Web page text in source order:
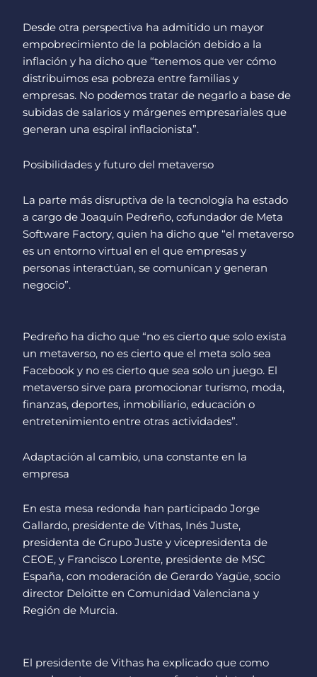
Desde otra perspectiva ha admitido un mayor
empobrecimiento de la población debido a la
inflación y ha dicho que “tenemos que ver cómo
distribuimos esa pobreza entre familias y
empresas. No podemos tratar de negarlo a base de
subidas de salarios y márgenes empresariales que
generan una espiral inflacionista”.
Posibilidades y futuro del metaverso
La parte más disruptiva de la tecnología ha estado
a cargo de Joaquín Pedreño, cofundador de Meta
Software Factory, quien ha dicho que “el metaverso
es un entorno virtual en el que empresas y
personas interactúan, se comunican y generan
negocio”.
Pedreño ha dicho que “no es cierto que solo exista
un metaverso, no es cierto que el meta solo sea
Facebook y no es cierto que sea solo un juego. El
metaverso sirve para promocionar turismo, moda,
finanzas, deportes, inmobiliario, educación o
entretenimiento entre otras actividades”.
Adaptación al cambio, una constante en la
empresa
En esta mesa redonda han participado Jorge
Gallardo, presidente de Vithas, Inés Juste,
presidenta de Grupo Juste y vicepresidenta de
CEOE, y Francisco Lorente, presidente de MSC
España, con moderación de Gerardo Yagüe, socio
director Deloitte en Comunidad Valenciana y
Región de Murcia.
El presidente de Vithas ha explicado que como